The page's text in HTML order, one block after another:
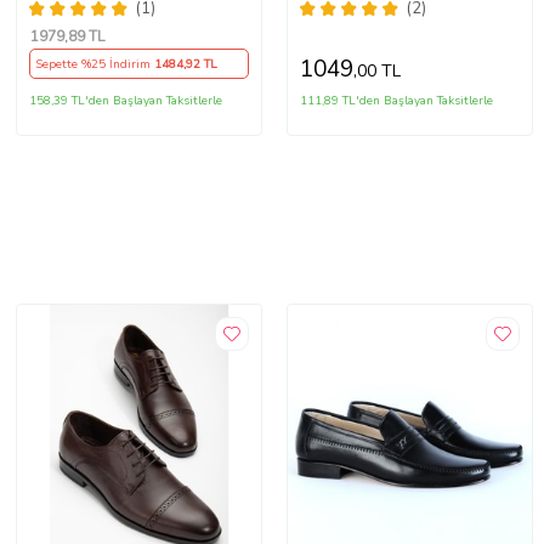
Ayakkabı
(1)
1979,89 TL
Sepette %25 İndirim 1484,92 TL
158,39 TL'den Başlayan Taksitlerle
Siyah Tabanlı Klasik
(2)
1049,00 TL
111,89 TL'den Başlayan Taksitlerle